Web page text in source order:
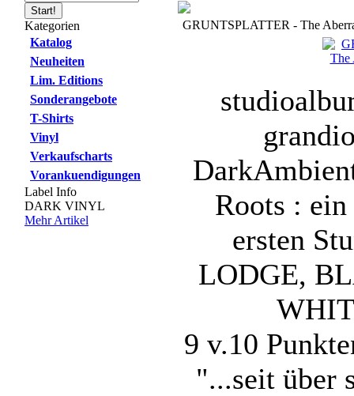
Kategorien
Katalog
Neuheiten
Lim. Editions
Sonderangebote
T-Shirts
Vinyl
Verkaufscharts
Vorankuendigungen
Label Info
DARK VINYL
Mehr Artikel
GRUNTSPLATTER - The
Roots :
ersten
LODGE,
9 v.10
"...seit über